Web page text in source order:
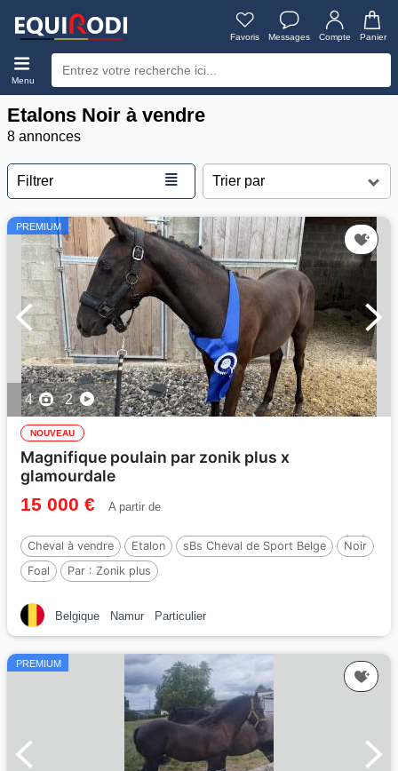
Favoris Messages Compte Panier
Menu
Etalons Noir à vendre
8 annonces
Filtrer ≣
PREMIUM
4 2
NOUVEAU
Magnifique poulain par zonik plus x
glamourdale
15 000 € A partir de
Cheval à vendre Etalon sBs Cheval de Sport Belge
Noir
Foal
Par : Zonik plus
Belgique Namur Particulier
PREMIUM